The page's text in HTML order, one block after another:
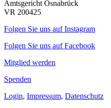
Amtsgericht Osnabrück
VR 200425
Folgen Sie uns auf Instagram
Folgen Sie uns auf Facebook
Mitglied werden
Spenden
Login, Impressum, Datenschutz